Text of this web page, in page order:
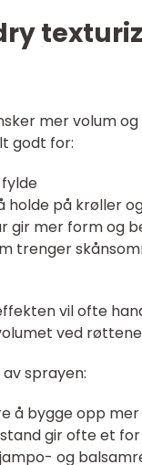
mer volum
godt for:
holde på krøller
gir mer form og
trenger
vil ofte
ved
sprayen:
å bygge opp
gir ofte et
og